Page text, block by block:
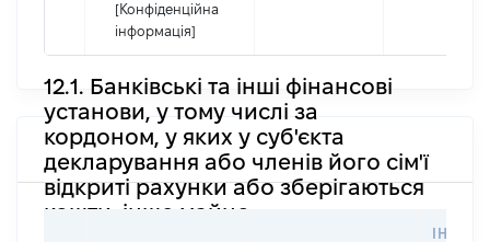
[Конфіденційна
інформація]
12.1. Банківські та інші фінансові
установи, у тому числі за
кордоном, у яких у суб'єкта
декларування або членів його сім'ї
відкриті рахунки або зберігаються
кошти, інше майно